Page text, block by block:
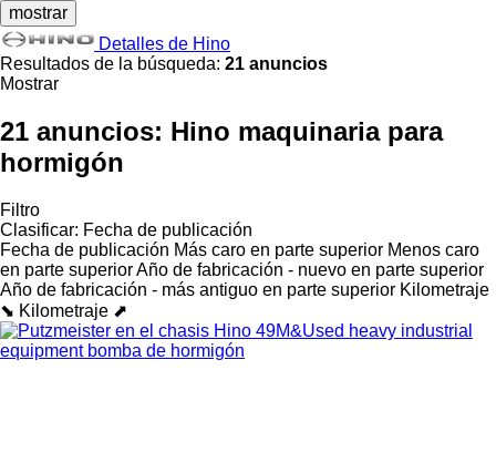
mostrar
Detalles de Hino
Resultados de la búsqueda: 21 anuncios
Mostrar
21 anuncios: Hino maquinaria para
hormigón
Filtro
Clasificar: Fecha de publicación
Fecha de publicación Más caro en parte superior Menos caro
en parte superiorAño de fabricación - nuevo en parte superior
Año de fabricación - más antiguo en parte superior Kilometraje
⬊ Kilometraje ⬈